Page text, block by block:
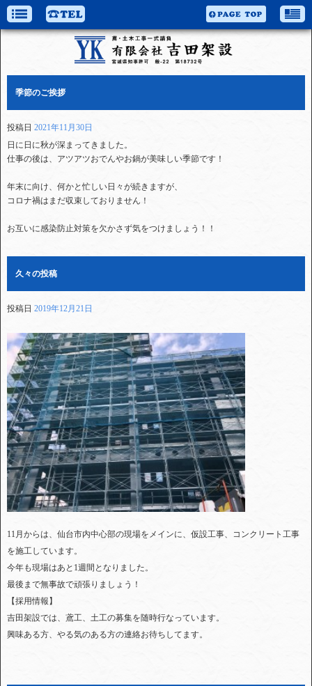
季節のご挨拶
投稿日 2021年11月30日
日に日に秋が深まってきました。
仕事の後は、アツアツおでんやお鍋が美味しい季節です！
年末に向け、何かと忙しい日々が続きますが、
コロナ禍はまだ収束しておりません！
お互いに感染防止対策を欠かさず気をつけましょう！！
久々の投稿
投稿日 2019年12月21日
11月からは、仙台市内中心部の現場をメインに、仮設工事、コンクリート工事
を施工しています。
今年も現場はあと1週間となりました。
最後まで無事故で頑張りましょう！
【採用情報】
吉田架設では、鳶工、土工の募集を随時行なっています。
興味ある方、やる気のある方の連絡お待ちしてます。